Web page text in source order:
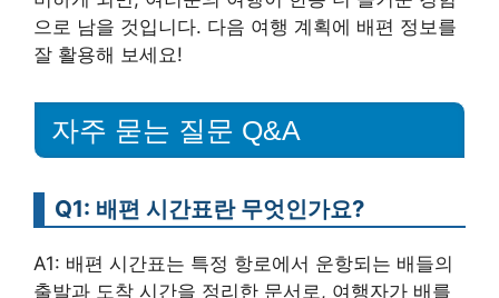
으로 남을 것입니다. 다음 여행 계획에 배편 정보를
잘 활용해 보세요!
자주 묻는 질문 Q&A
Q1: 배편 시간표란 무엇인가요?
A1: 배편 시간표는 특정 항로에서 운항되는 배들의
출발과 도착 시간을 정리한 문서로, 여행자가 배를